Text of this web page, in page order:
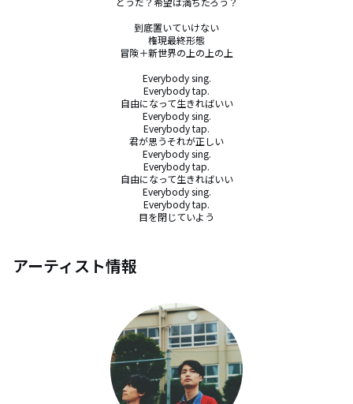
到底置いていけない
権現最終形態
冒険＋新世界の上の上の上
Everybody sing.
Everybody tap.
自由になって生きればいい
Everybody sing.
Everybody tap.
君が思うそれが正しい
Everybody sing.
Everybody tap.
自由になって生きればいい
Everybody sing.
Everybody tap.
目を閉じていよう
アーティスト情報